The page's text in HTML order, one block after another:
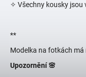
✧ Všechny kousky jsou
**
Modelka na fotkách má
Upozornění 🌸